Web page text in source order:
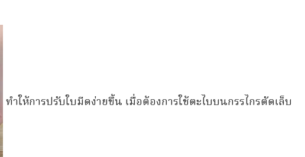
ทำให้การปรับใบมีดง่ายขึ้น เมื่อต้องการใช้ตะไบบนกรรไกรตัดเล็บ